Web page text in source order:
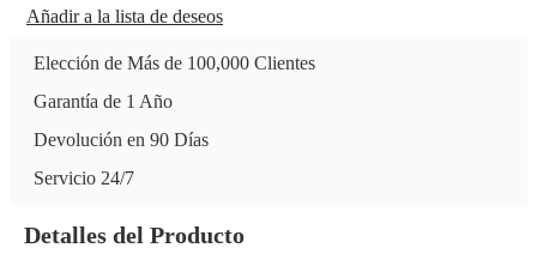
Añadir a la lista de deseos
Elección de Más de 100,000 Clientes
Garantía de 1 Año
Devolución en 90 Días
Servicio 24/7
Detalles del Producto